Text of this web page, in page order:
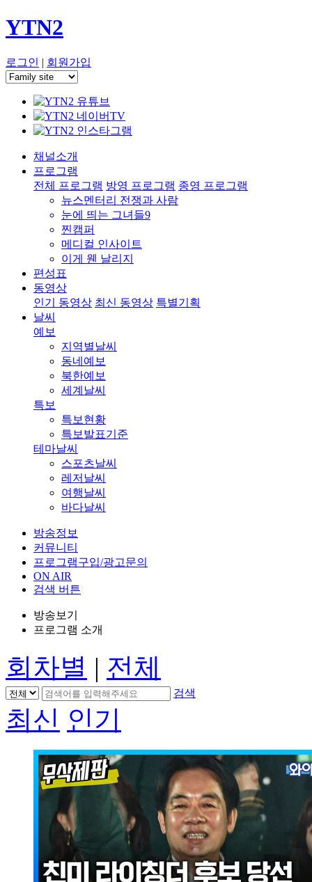
YTN2
로그인 | 회원가입
채널소개
프로그램
전체 프로그램 방영 프로그램 종영 프로그램
뉴스멘터리 전쟁과 사람
눈에 띄는 그녀들9
찐캠퍼
메디컬 인사이트
이게 웬 날리지
편성표
동영상
인기 동영상 최신 동영상 특별기획
날씨
예보
지역별날씨
동네예보
북한예보
세계날씨
특보
특보현황
특보발표기준
테마날씨
스포츠날씨
레저날씨
여행날씨
바다날씨
방송정보
커뮤니티
프로그램구입/광고문의
ON AIR
검색 버튼
방송보기
프로그램 소개
회차별 | 전체
검색
최신 인기